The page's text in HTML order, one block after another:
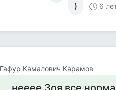
) 6
Гафур Камалович Карамов